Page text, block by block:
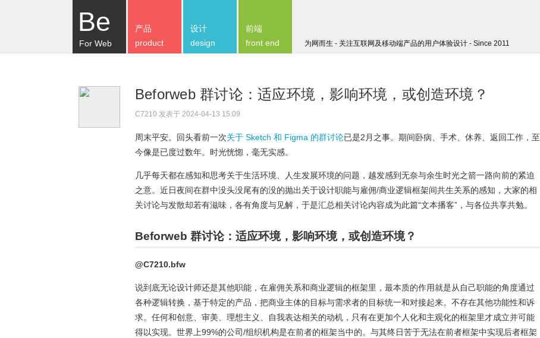
Be
For Web 为网而生 - 关注互联网及移动端产品的用户体验设计 - Since 2011
产品
product
设计
design
前端
front end
Beforweb 群讨论：适应环境，影响环境，或创造环境？
C7210 发表于 2024-04-13 15:09
周末平安。回头看前一次关于 Sketch 和 Figma 的群讨论已是2月之事。期间卧病、手术、休养、返回工作，至
今像是已度过数年。时光恍惚，毫无实感。
几乎每天都在感知和思考关于生活环境、人生发展环境的问题，越发感到无奈与余生时光之箭一路向前的紧迫
之意。近日夜间在群中没头没尾有的没的抛出关于设计职能与雇佣/商业逻辑框架间共生关系的感知，大家的相
关讨论与发散却若有滋味，各有角度与见解，于是汇总相关讨论内容成为此篇“文本播客”，与各位共享共勉。
Beforweb 群讨论：适应环境，影响环境，或创造环境？
@C7210.bfw
说到底无论设计师还是其他职能，在雇佣关系和商业逻辑的框架里，最本质的作用就是从自己职能的角度通过
各种逻辑转换，基于特定的产品，把商业主体的目标与需求者的目标统一和对接起来。不存在其他功能性和诉
求。任何和创意、审美、理想主义、自我表达相关的动机，只有在更加个人化和主观化的框架里才成立并可能
得以实现。世界上99%的公司/组织机构是在前者的框架当中的。与其终日苦于无法在前者框架中实现后者框架